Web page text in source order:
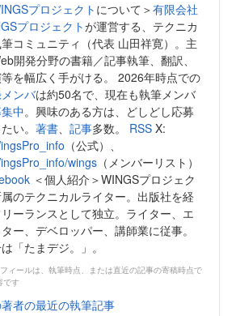
プロジェクト について＞有限会社
プロジェクトが運営する、テクニカ
コミュニティ（代表 山田祥寛）。主
開発分野の書籍／記事執筆、翻訳、
を幅広く手がける。 2026年時点での
ンバは約50名で、現在も執筆メンバ
中。興味のある方は、どしどし応募
い。 著書、 記事多数。 RSS X:
（公式）、
wings （メンバーリスト）
＜個人紹介＞WINGSプロジェク
属のテクニカルライター。出版社を経
ーランスとして独立。ライター、エ
ー、デベロッパー、講師業に従事。
「たまデジ。」。
ィールは、執筆時点、または直近の記事の寄稿時点で
です
者の最近の執筆記事